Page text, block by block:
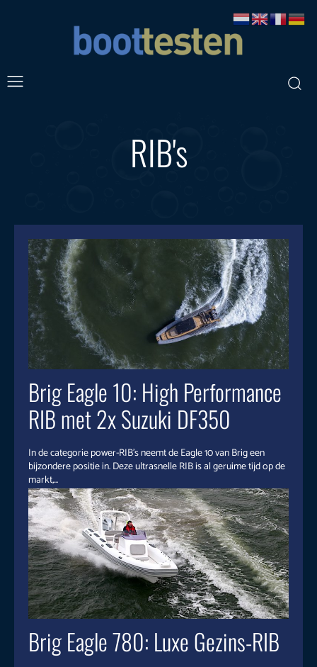
RIB's
Brig Eagle 10: High Performance
RIB met 2x Suzuki DF350
In de categorie power-RIB’s neemt de Eagle 10 van Brig een
bijzondere positie in. Deze ultrasnelle RIB is al geruime tijd op de
markt,...
Brig Eagle 780: Luxe Gezins-RIB